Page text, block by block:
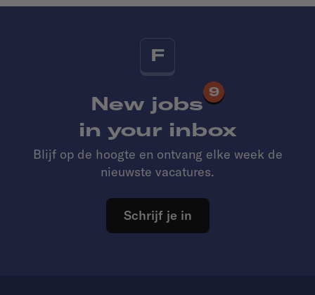
F
New jobs
9
in your inbox
Blijf op de hoogte en ontvang elke week de
nieuwste vacatures.
Schrijf je in